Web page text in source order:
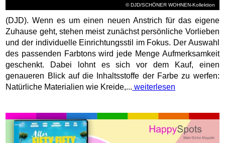
© DJD/SCHÖNER WOHNEN-Kollektion
(DJD). Wenn es um einen neuen Anstrich für das eigene
Zuhause geht, stehen meist zunächst persönliche Vorlieben
und der individuelle Einrichtungsstil im Fokus. Der Auswahl
des passenden Farbtons wird jede Menge Aufmerksamkeit
geschenkt. Dabei lohnt es sich vor dem Kauf, einen
genaueren Blick auf die Inhaltsstoffe der Farbe zu werfen:
Natürliche Materialien wie Kreide,... weiterlesen